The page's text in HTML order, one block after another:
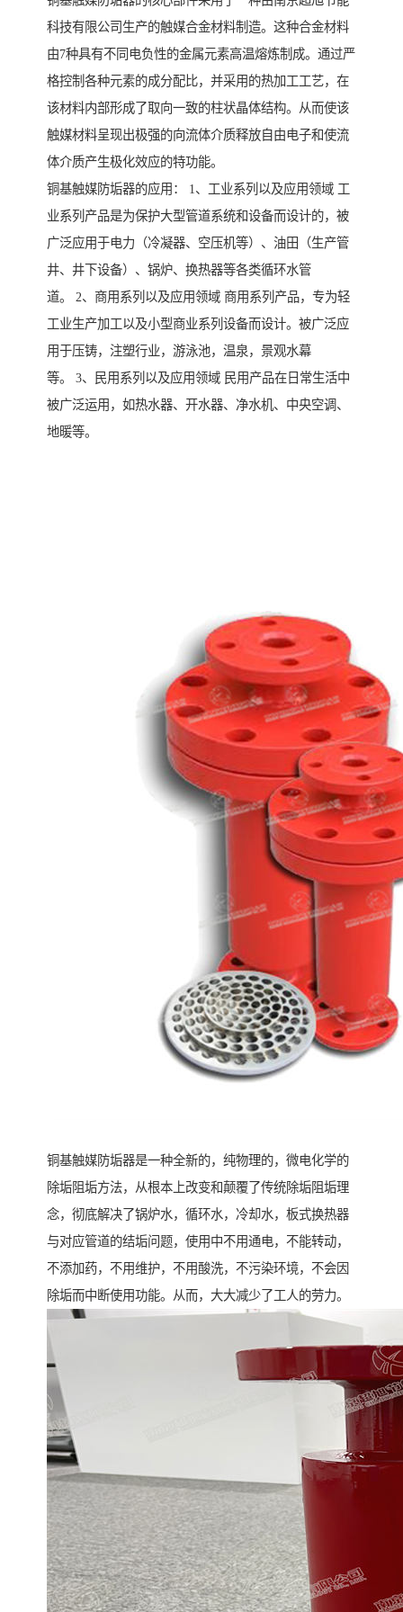
科技有限公司生产的触媒合金材料制造。这种合金材料
由7种具有不同电负性的金属元素高温熔炼制成。通过严
格控制各种元素的成分配比，并采用的热加工工艺，在
该材料内部形成了取向一致的柱状晶体结构。从而使该
触媒材料呈现出极强的向流体介质释放自由电子和使流
体介质产生极化效应的特功能。
铜基触媒防垢器的应用： 1、工业系列以及应用领域 工
业系列产品是为保护大型管道系统和设备而设计的，被
广泛应用于电力（冷凝器、空压机等）、油田（生产管
井、井下设备）、锅炉、换热器等各类循环水管
道。 2、商用系列以及应用领域 商用系列产品，专为轻
工业生产加工以及小型商业系列设备而设计。被广泛应
用于压铸，注塑行业，游泳池，温泉，景观水幕
等。 3、民用系列以及应用领域 民用产品在日常生活中
被广泛运用，如热水器、开水器、净水机、中央空调、
地暖等。
铜基触媒防垢器是一种全新的，纯物理的，微电化学的
除垢阻垢方法，从根本上改变和颠覆了传统除垢阻垢理
念，彻底解决了锅炉水，循环水，冷却水，板式换热器
与对应管道的结垢问题，使用中不用通电，不能转动，
不添加药，不用维护，不用酸洗，不污染环境，不会因
除垢而中断使用功能。从而，大大减少了工人的劳力。